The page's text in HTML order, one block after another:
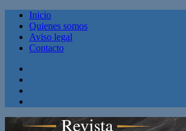
Inicio
Quienes somos
Aviso legal
Contacto